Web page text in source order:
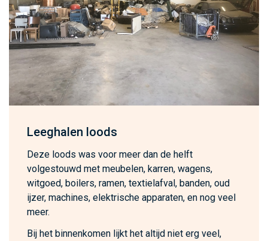
Leeghalen loods
Deze loods was voor meer dan de helft
volgestouwd met meubelen, karren, wagens,
witgoed, boilers, ramen, textielafval, banden, oud
ijzer, machines, elektrische apparaten, en nog veel
meer.
Bij het binnenkomen lijkt het altijd niet erg veel,